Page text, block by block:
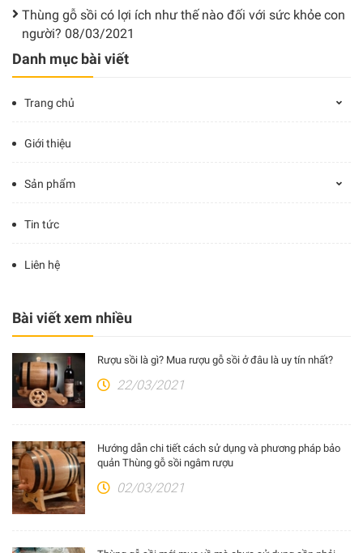
Danh mục bài viết
Trang chủ
Giới thiệu
Sản phẩm
Tin tức
Liên hệ
Bài viết xem nhiều
Rượu sồi là gì? Mua rượu gỗ sồi ở đâu là uy tín nhất?
22/03/2021
Hướng dẫn chi tiết cách sử dụng và phương pháp bảo
quản Thùng gỗ sồi ngâm rượu
02/03/2021
Thùng gỗ sồi có lợi ích như thế nào đối với sức khỏe con
người? 08/03/2021